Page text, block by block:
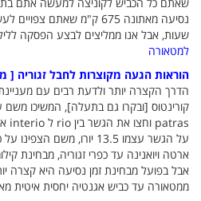
שעות, אבל אנו ממליצים לבצע הפסקה
למטאורה
הוראות הגעה מקוצרות לחבל זגוריה [
הדרך הקצרה יותר ולדעת רבים עם
ארטה ויואנינה עד כפרי זגוריה, מבחינת
אבל בפועל מבחינת זמן נסיעה היא קצרה
ממטאורה עד כביש אגנטיה יחסית איטית